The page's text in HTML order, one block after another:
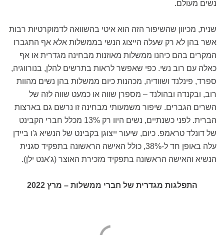
נשים מעולם.
שנית, מכיוון שהשיפור הזה הוא איטי בהשוואה לדמוקרטיות רבות
אשר בהן לא רק שעלה הייצוג הנשי בממשלות אלא אף התגברו
המקרים בהם כיהנו ממשלות מאוזנות מבחינה מגדרית או אף
כאלה עם רוב נשי. כפי שאפשר לראות בתרשים להלן, בנורווגיה,
ספרד, פינלנד ושוודיה, מכהנות כיום ממשלות בהן נשים מהוות
רוב, ובקנדה ובהולנד – מספרן שווה או כמעט שווה לזה של
השרים הגברים. שיפור משמעותי מבחינה זו נרשם גם בארצות
הברית. לפני כשנתיים, נשים היוו רק 13% מכלל חברי הקבינט
של דונלד טראמפ. כיום, שיעור ייצוגן בקבינט של הנשיא ג'ו ביידן
עלה באופן חד ל-38%, כולל האישה הראשונה בתפקיד סגנית
הנשיא והאישה הראשונה בתפקיד מזכירת האוצר (ג'אנט ילן).
התפלגות מגדרית של חברי ממשלות – מרץ 2022